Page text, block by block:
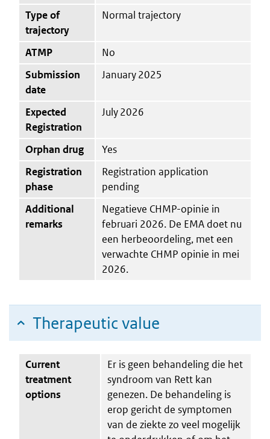
Type of
trajectory
Normal trajectory
ATMP
No
Submission
date
January 2025
Expected
Registration
July 2026
Orphan drug
Yes
Registration
phase
Registration application
pending
Additional
remarks
Negatieve CHMP-opinie in
februari 2026. De EMA doet nu
een herbeoordeling, met een
verwachte CHMP opinie in mei
2026.
Therapeutic value
Current
treatment
options
Er is geen behandeling die het
syndroom van Rett kan
genezen. De behandeling is
erop gericht de symptomen
van de ziekte zo veel mogelijk